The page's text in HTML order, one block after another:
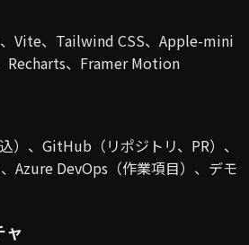
Vite、Tailwind CSS、Apple-mini
Recharts、Framer Motion
）、GitHub（リポジトリ、PR）、
Azure DevOps（作業項目）、デモ
ャ